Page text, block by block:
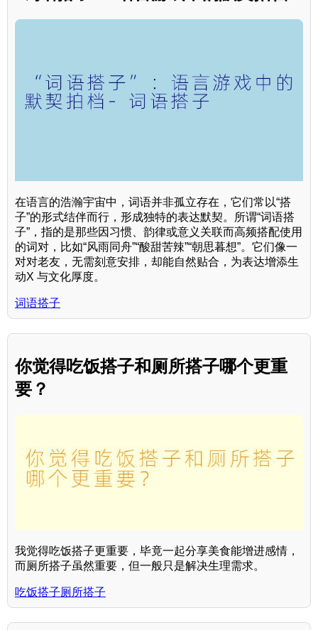
在语言的浩瀚宇宙中，词语并非孤立存在，它们常以“搭
子”的形式结伴而行，形成独特的表达默契。所谓“词语搭
子”，指的是那些因习惯、韵律或意义关联而高频搭配使用
的词对，比如“风雨同舟”“酸甜苦辣”“朝思暮想”。它们像一
对对老友，无需刻意安排，却能自然贴合，为表达增添生
动X 与文化厚度。
词语搭子
你觉得吃饭搭子和厕所搭子哪个更重
要？
我觉得吃饭搭子更重要，毕竟一起分享美食能增进感情，
而厕所搭子虽然重要，但一般只是解决生理需求。
吃饭搭子厕所搭子